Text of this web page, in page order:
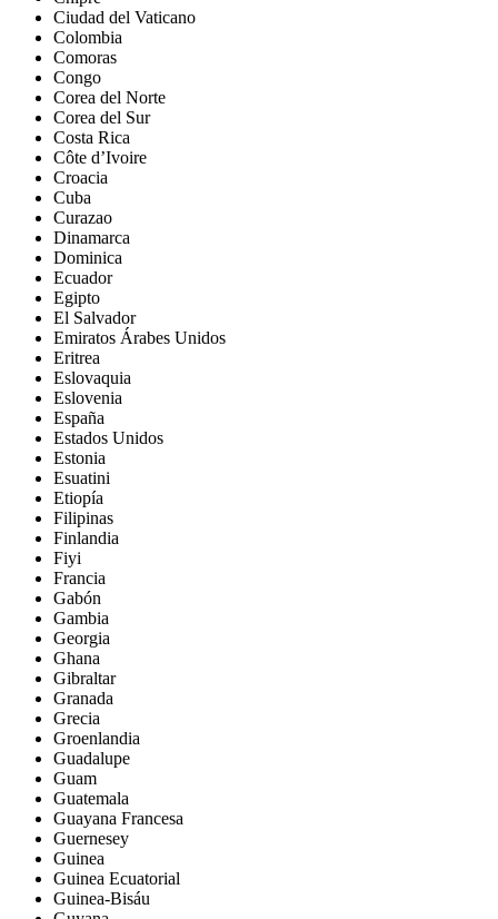
Ciudad del Vaticano
Colombia
Comoras
Congo
Corea del Norte
Corea del Sur
Costa Rica
Côte d’Ivoire
Croacia
Cuba
Curazao
Dinamarca
Dominica
Ecuador
Egipto
El Salvador
Emiratos Árabes Unidos
Eritrea
Eslovaquia
Eslovenia
España
Estados Unidos
Estonia
Esuatini
Etiopía
Filipinas
Finlandia
Fiyi
Francia
Gabón
Gambia
Georgia
Ghana
Gibraltar
Granada
Grecia
Groenlandia
Guadalupe
Guam
Guatemala
Guayana Francesa
Guernesey
Guinea
Guinea Ecuatorial
Guinea-Bisáu